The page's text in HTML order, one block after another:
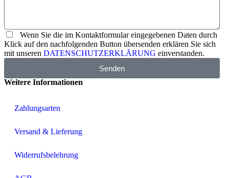
Wenn Sie die im Kontaktformular eingegebenen Daten durch
Klick auf den nachfolgenden Button übersenden erklären Sie sich
mit unseren DATENSCHUTZERKLÄRUNG einverstanden.
Senden
Weitere Informationen
Zahlungsarten
Versand & Lieferung
Widerrufsbelehrung